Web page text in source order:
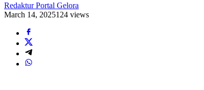
Redaktur Portal Gelora
March 14, 2025124 views